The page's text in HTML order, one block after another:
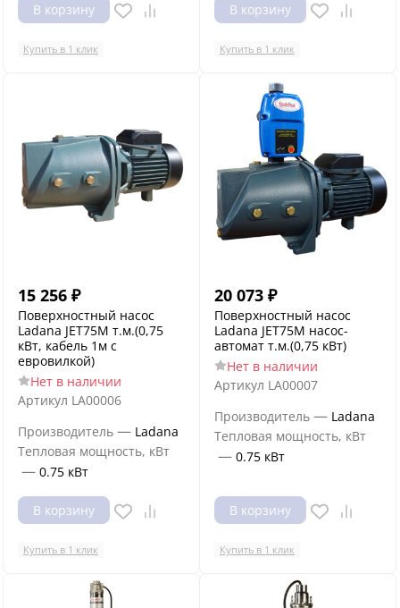
В корзину
Купить в 1 клик
В корзину
Купить в 1 клик
15 256 ₽
Поверхностный насос
Ladana JET75M т.м.(0,75
кВт, кабель 1м с
евровилкой)
Нет в наличии
Артикул LA00006
Производитель — Ladana
Тепловая мощность, кВт
— 0.75 кВт
В корзину
Купить в 1 клик
20 073 ₽
Поверхностный насос
Ladana JET75M насос-
автомат т.м.(0,75 кВт)
Нет в наличии
Артикул LA00007
Производитель — Ladana
Тепловая мощность, кВт
— 0.75 кВт
В корзину
Купить в 1 клик